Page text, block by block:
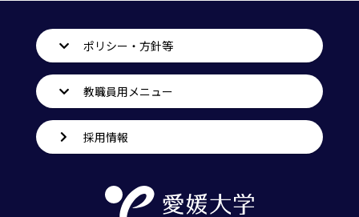
ポリシー・方針等
教職員用メニュー
採用情報